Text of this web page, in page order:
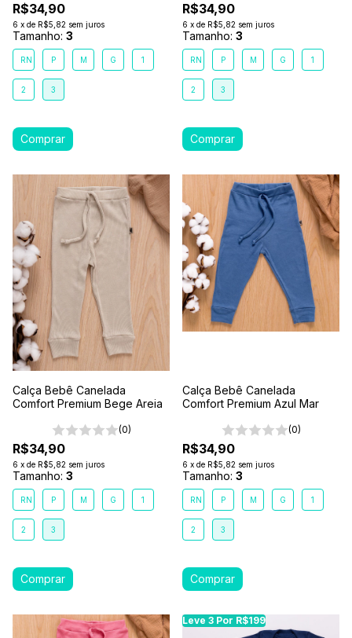
R$34,90
6 x de R$5,82 sem juros
Tamanho: 3
RN P M G 1
2 3
R$34,90
6 x de R$5,82 sem juros
Tamanho: 3
RN P M G 1
2 3
Calça Bebê Canelada
Comfort Premium Bege Areia
(0)
R$34,90
6 x de R$5,82 sem juros
Tamanho: 3
RN P M G 1
2 3
Calça Bebê Canelada
Comfort Premium Azul Mar
(0)
R$34,90
6 x de R$5,82 sem juros
Tamanho: 3
RN P M G 1
2 3
Leve 3 Por R$199